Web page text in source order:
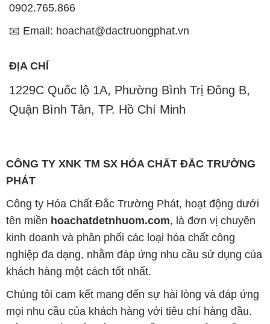
0902.765.866
📧 Email: hoachat@dactruongphat.vn
ĐỊA CHỈ
1229C Quốc lộ 1A, Phường Bình Trị Đông B,
Quận Bình Tân, TP. Hồ Chí Minh
CÔNG TY XNK TM SX HÓA CHẤT ĐẮC TRƯỜNG
PHÁT
Công ty Hóa Chất Đắc Trường Phát, hoạt động dưới
tên miền hoachatdetnhuom.com, là đơn vị chuyên
kinh doanh và phân phối các loại hóa chất công
nghiệp đa dạng, nhằm đáp ứng nhu cầu sử dụng của
khách hàng một cách tốt nhất.
Chúng tôi cam kết mang đến sự hài lòng và đáp ứng
mọi nhu cầu của khách hàng với tiêu chí hàng đầu.